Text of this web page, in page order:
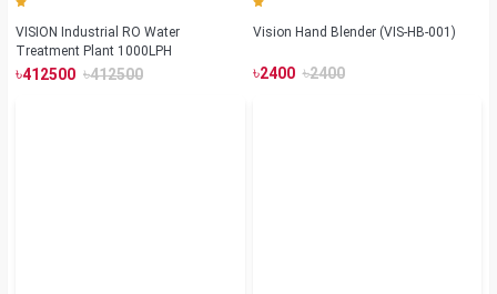
VISION Industrial RO Water
Treatment Plant 1000LPH
৳412500 ৳412500
Vision Hand Blender (VIS-HB-001)
৳2400 ৳2400